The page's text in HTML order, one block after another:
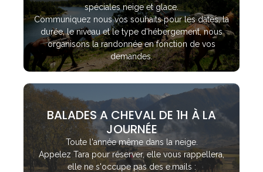
spéciales neige et glace.
Communiquez nous vos souhaits pour les dates, la
durée, le niveau et le type d'hébergement, nous
organisons la randonnée en fonction de vos
demandes.
BALADES A CHEVAL DE 1H À LA
JOURNÉE
Toute l'année même dans la neige.
Appelez Tara pour réserver, elle vous rappellera,
elle ne s'occupe pas des e.mails :